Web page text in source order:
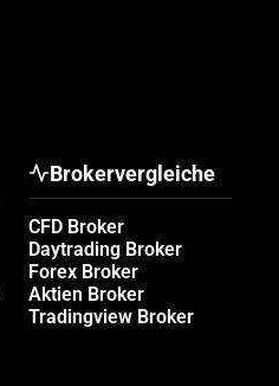
Brokervergleiche
CFD Broker
Daytrading Broker
Forex Broker
Aktien Broker
Tradingview Broker